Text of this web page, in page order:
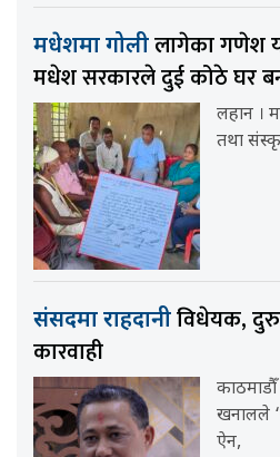
मधेशमा गोलीलागेका गणेश
मधेश सरकारले दुई कोठे घर
लहान ।
तथा
संसदमा राहदानीविधेयक,
कारवाही
काठमाडौँ
खनालले
ऐन,